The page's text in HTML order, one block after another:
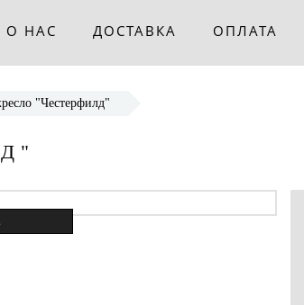
О НАС ДОСТАВКА ОПЛАТА
"Честерфилд"